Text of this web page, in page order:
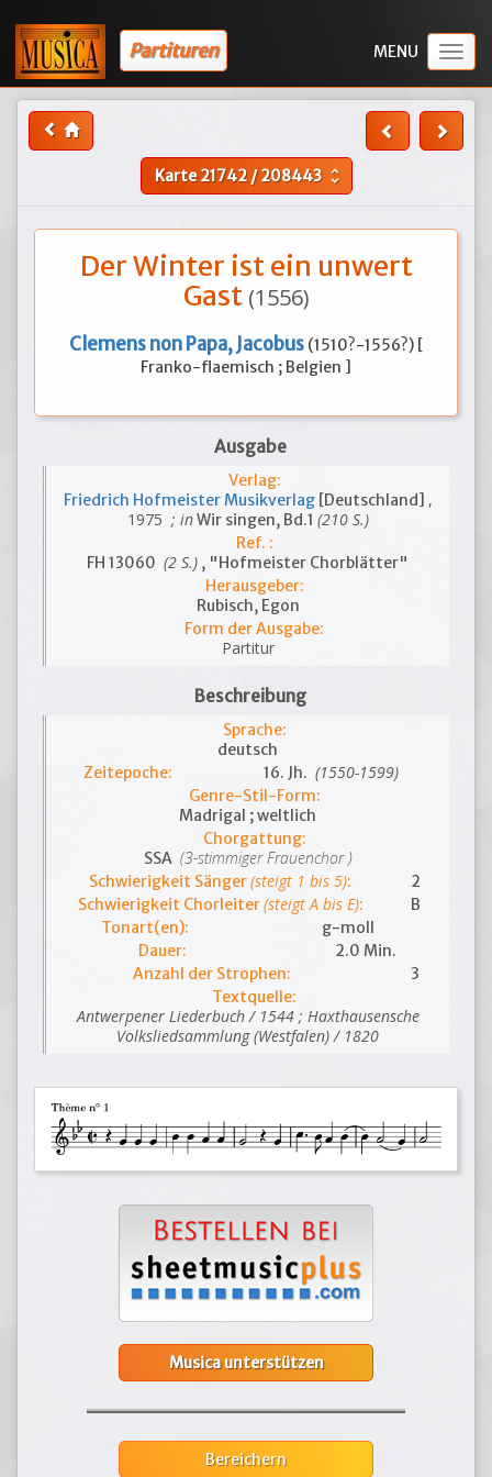
Partituren
Karte21742/208443 unfold_more
Der Winter ist ein unwert
Gast (1556)
Clemens non Papa, Jacobus (1510?-1556?) [
Franko-flaemisch ; Belgien ]
Ausgabe
Verlag:
Friedrich Hofmeister Musikverlag [Deutschland] ,
1975 ; inWir singen, Bd.1 (210 S.)
Ref. :
FH 13060 (2 S.) , "Hofmeister Chorblätter"
Herausgeber:
Rubisch, Egon
Form der Ausgabe:
Partitur
Beschreibung
Sprache:
deutsch
Zeitepoche:
16. Jh. (1550-1599)
Genre-Stil-Form:
Madrigal ; weltlich
Chorgattung:
SSA (3-stimmiger Frauenchor )
Schwierigkeit Sänger(steigt 1 bis 5):
2
Schwierigkeit Chorleiter(steigt A bis E):
B
Tonart(en):
g-moll
Dauer:
2.0 Min.
Anzahl der Strophen:
3
Textquelle:
Antwerpener Liederbuch / 1544 ; Haxthausensche
Volksliedsammlung (Westfalen) / 1820
Musica unterstützen
Bereichern